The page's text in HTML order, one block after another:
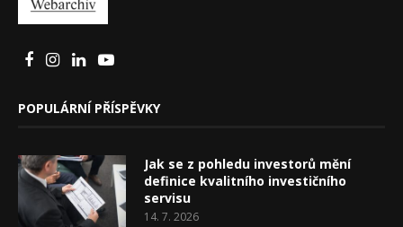
POPULÁRNÍ PŘÍSPĚVKY
Jak se z pohledu investorů mění
definice kvalitního investičního
servisu
14. 7. 2026